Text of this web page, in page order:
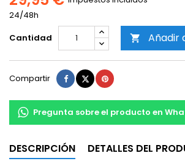
24/48h
Cantidad
 Añadir
Compartir Compartir
TuitearPinterest
Pregunta sobre el producto en
DESCRIPCIÓN
DETALLES DEL